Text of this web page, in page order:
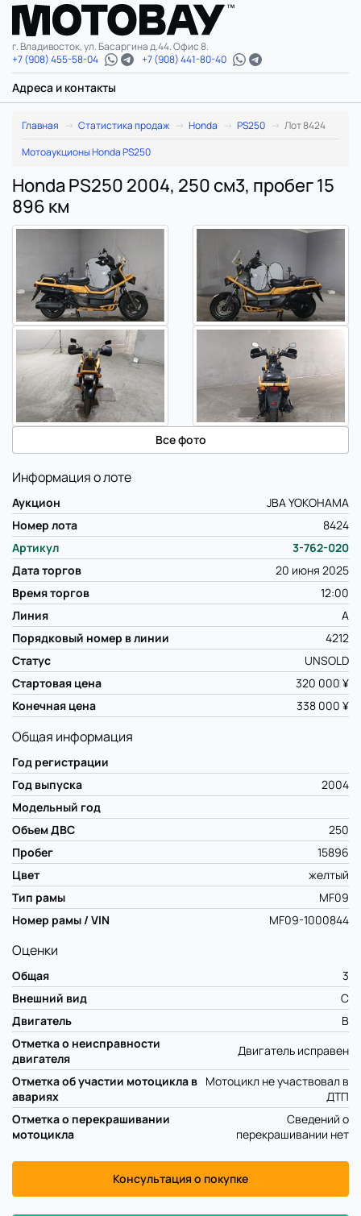
г. Владивосток, ул. Басаргина д.44. Офис 8.
+7 (908) 455-58-04
+7 (908) 441-80-40
Адреса и контакты
Главная Статистика продаж Honda PS250
Лот 8424
Мотоаукционы Honda PS250
Honda PS250 2004, 250 см3, пробег 15
896 км
Все фото
Информация о лоте
Аукцион
JBA YOKOHAMA
Номер лота
8424
Артикул
3-762-020
Дата торгов
20 июня 2025
Время торгов
12:00
Линия
A
Порядковый номер в линии
4212
Статус
UNSOLD
Стартовая цена
320 000 ¥
Конечная цена
338 000 ¥
Общая информация
Год регистрации
Год выпуска
2004
Модельный год
Объем ДВС
250
Пробег
15896
Цвет
желтый
Тип рамы
MF09
Номер рамы / VIN
MF09-1000844
Оценки
Общая
3
Внешний вид
C
Двигатель
B
Отметка о неисправности
двигателя
Двигатель исправен
Отметка об участии мотоцикла в
авариях
Мотоцикл не участвовал в
ДТП
Отметка о перекрашивании
мотоцикла
Сведений о
перекрашивании нет
Консультация о покупке